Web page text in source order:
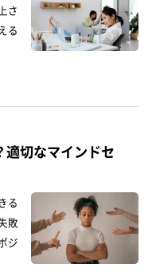
さ
る
切なマインドセ
る
敗
ジ